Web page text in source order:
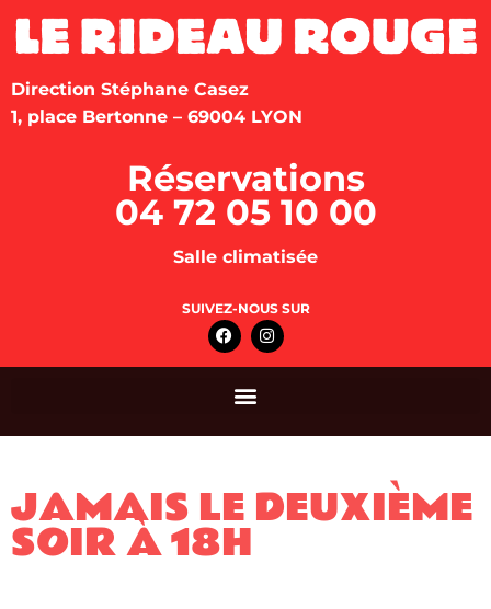
Direction Stéphane Casez
1, place Bertonne – 69004 LYON
Réservations
04 72 05 10 00
Salle climatisée
SUIVEZ-NOUS SUR
JAMAIS LE DEUXIÈME
SOIR À 18H